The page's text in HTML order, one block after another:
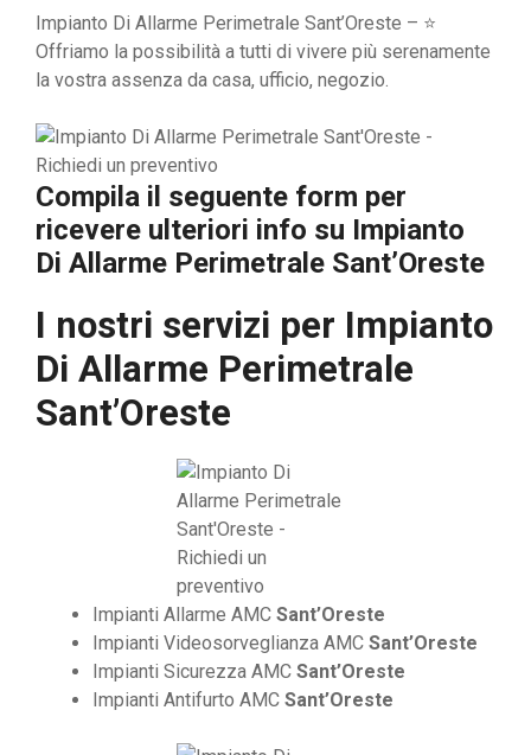
Impianto Di Allarme Perimetrale Sant’Oreste – ⭐
Offriamo la possibilità a tutti di vivere più serenamente
la vostra assenza da casa, ufficio, negozio.
Compila il seguente form per
ricevere ulteriori info su Impianto
Di Allarme Perimetrale Sant’Oreste
I nostri servizi per Impianto
Di Allarme Perimetrale
Sant’Oreste
Impianti Allarme AMC Sant’Oreste
Impianti Videosorveglianza AMC Sant’Oreste
Impianti Sicurezza AMC Sant’Oreste
Impianti Antifurto AMC Sant’Oreste